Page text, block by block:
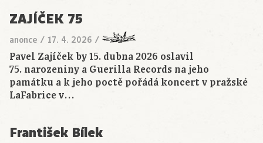
ZAJÍČEK 75
anonce / 17. 4. 2026 /
Pavel Zajíček by 15. dubna 2026 oslavil
75. narozeniny a Guerilla Records na jeho
památku a k jeho poctě pořádá koncert v pražské
LaFabrice v…
František Bílek